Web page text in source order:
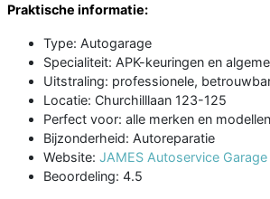
Praktische informatie:
Type: Autogarage
Specialiteit: APK-keuringen en
Uitstraling: professionele,
Locatie: Churchilllaan 123-125
Perfect voor: alle merken en modellen
Bijzonderheid: Autoreparatie
Website: JAMES Autoservice Garage
Beoordeling: 4.5